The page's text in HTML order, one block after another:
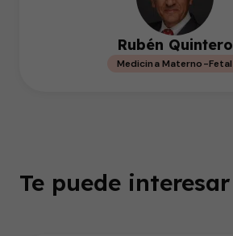
Rubén Quintero
Medicina Materno-Fetal
Te puede interesar